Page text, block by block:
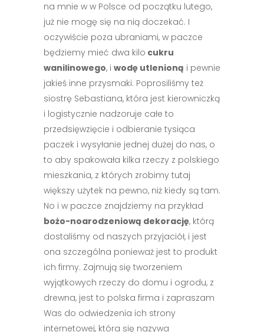
na mnie w w Polsce od początku lutego,
już nie mogę się na nią doczekać. I
oczywiście poza ubraniami, w paczce
będziemy mieć dwa kilo cukru
wanilinowego, i wodę utlenioną i pewnie
jakieś inne przysmaki. Poprosiliśmy też
siostrę Sebastiana, która jest kierowniczką
i logistycznie nadzoruje całe to
przedsięwzięcie i odbieranie tysiąca
paczek i wysyłanie jednej dużej do nas, o
to aby spakowała kilka rzeczy z polskiego
mieszkania, z których zrobimy tutaj
większy użytek na pewno, niż kiedy są tam.
No i w paczce znajdziemy na przykład
bożo-noarodzeniową dekorację, którą
dostaliśmy od naszych przyjaciół, i jest
ona szczególna ponieważ jest to produkt
ich firmy. Zajmują się tworzeniem
wyjątkowych rzeczy do domu i ogrodu, z
drewna, jest to polska firma i zapraszam
Was do odwiedzenia ich strony
internetowej, która się nazywa